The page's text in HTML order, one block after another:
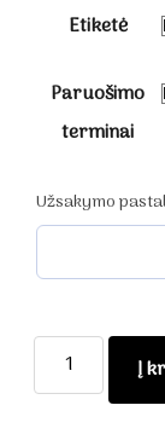
Etiketė
Paruošimo
terminai
Užsakymo
produkto
kiekis:
Dekoruotas
Į